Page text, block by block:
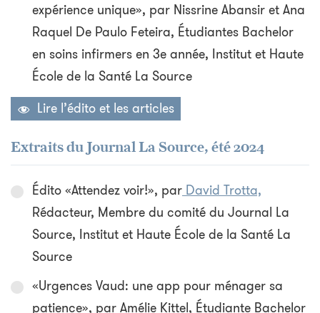
expérience unique», par Nissrine Abansir et Ana
Raquel De Paulo Feteira, Étudiantes Bachelor
en soins infirmers en 3e année, Institut et Haute
École de la Santé La Source
Lire l’édito et les articles
Extraits du Journal La Source, été 2024
Édito «Attendez voir!», par David Trotta,
Rédacteur, Membre du comité du Journal La
Source, Institut et Haute École de la Santé La
Source
«Urgences Vaud: une app pour ménager sa
patience», par Amélie Kittel, Étudiante Bachelor